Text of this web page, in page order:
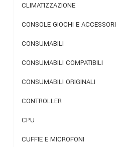
CLIMATIZZAZIONE
CONSOLE GIOCHI E ACCESSORI
CONSUMABILI
CONSUMABILI COMPATIBILI
CONSUMABILI ORIGINALI
CONTROLLER
CPU
CUFFIE E MICROFONI